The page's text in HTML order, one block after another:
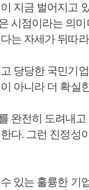
지금 벌어지고
시점이라는 의
는 자세가 뒤따
당당한 국민기
아니라 더 확실
완전히 도려내
다. 그런 진정성
있는 훌륭한 기